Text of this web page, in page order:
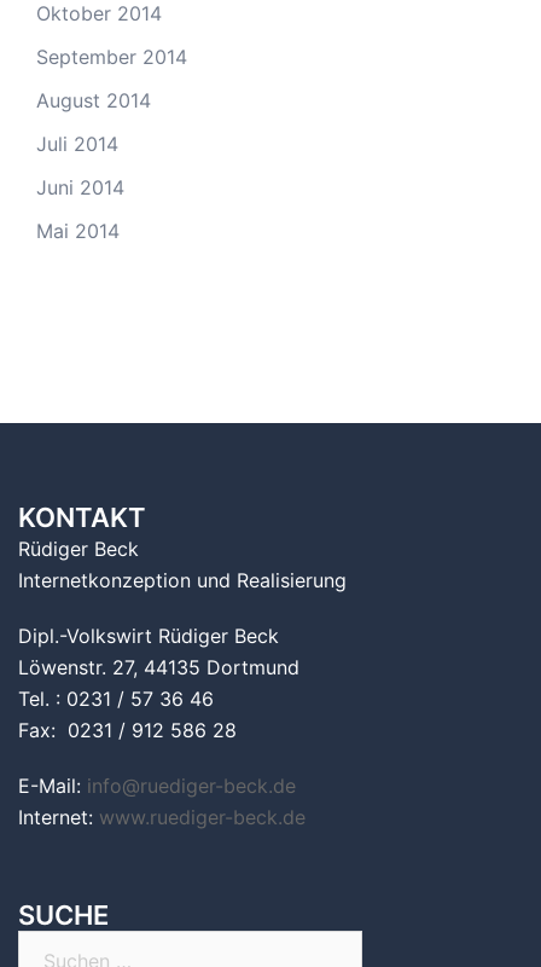
Oktober 2014
September 2014
August 2014
Juli 2014
Juni 2014
Mai 2014
KONTAKT
Rüdiger Beck
Internetkonzeption und Realisierung
Dipl.-Volkswirt Rüdiger Beck
Löwenstr. 27, 44135 Dortmund
Tel. : 0231 / 57 36 46
Fax: 0231 / 912 586 28
E-Mail: info@ruediger-beck.de
Internet: www.ruediger-beck.de
SUCHE